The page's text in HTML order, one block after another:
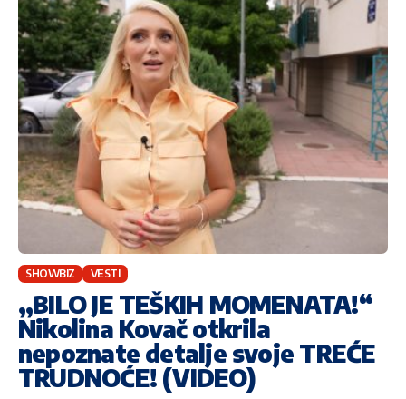
SHOWBIZ VESTI
„BILO JE TEŠKIH MOMENATA!“
Nikolina Kovač otkrila
nepoznate detalje svoje TREĆE
TRUDNOĆE! (VIDEO)